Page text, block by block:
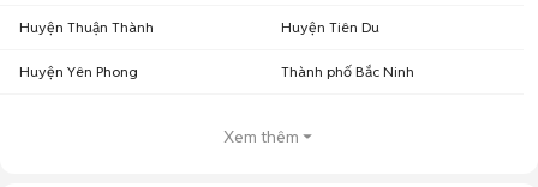
Huyện Thuận Thành Huyện Tiên Du
Huyện Yên Phong Thành phố Bắc Ninh
Xem thêm